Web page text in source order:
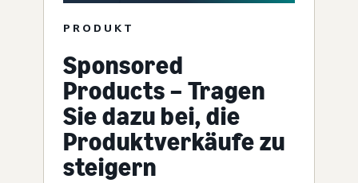
PRODUKT
Sponsored
Products – Tragen
Sie dazu bei, die
Produktverkäufe zu
steigern